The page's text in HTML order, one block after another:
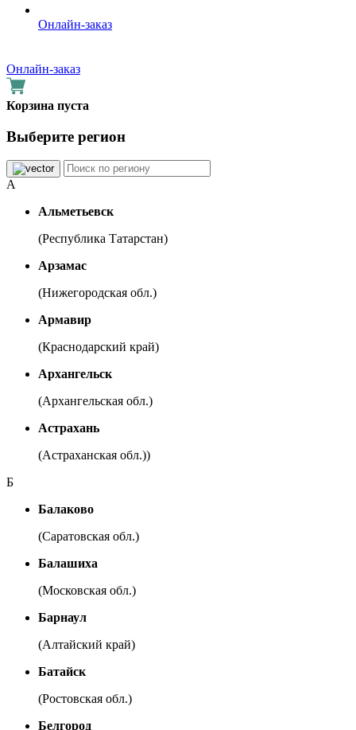
Онлайн-заказ
Онлайн-заказ
Корзина пуста
Выберите регион
А
Альметьевск
(Республика Татарстан)
Арзамас
(Нижегородская обл.)
Армавир
(Краснодарский край)
Архангельск
(Архангельская обл.)
Астрахань
(Астраханская обл.))
Б
Балаково
(Саратовская обл.)
Балашиха
(Московская обл.)
Барнаул
(Алтайский край)
Батайск
(Ростовская обл.)
Белгород